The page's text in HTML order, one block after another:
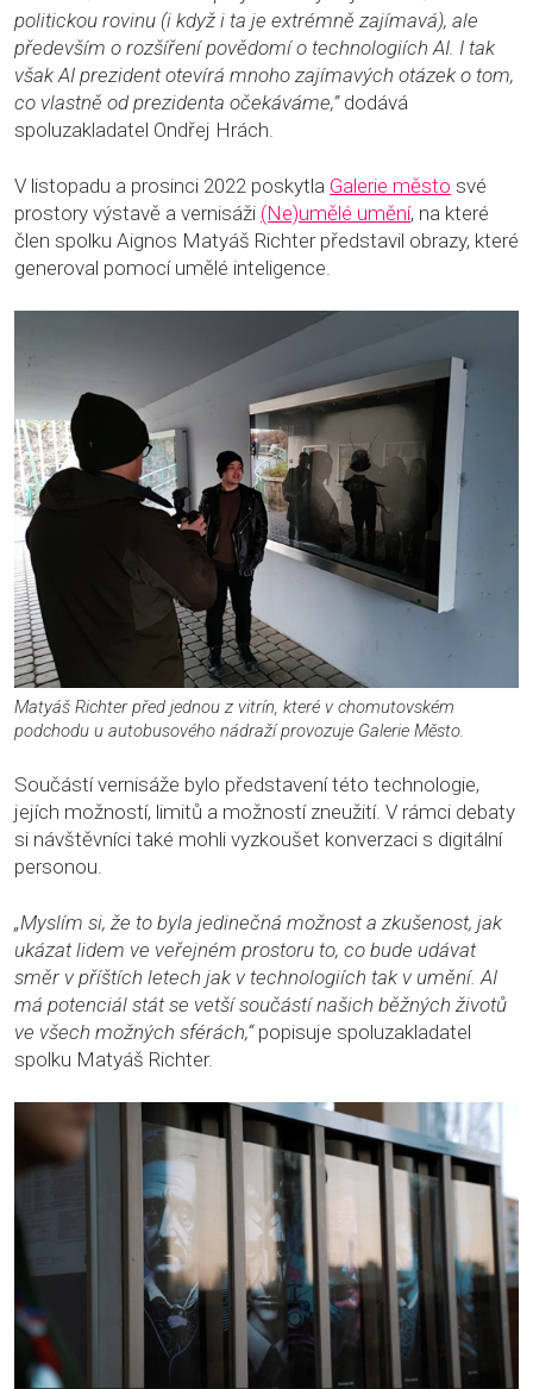
politickou rovinu (i když i ta je extrémně zajímavá), ale
především o rozšíření povědomí o technologiích AI. I tak
však AI prezident otevírá mnoho zajímavých otázek o tom,
co vlastně od prezidenta očekáváme,”dodává
spoluzakladatel Ondřej Hrách.
V listopadu a prosinci 2022 poskytla Galerie město své
prostory výstavě a vernisáži (Ne)umělé umění, na které
člen spolku Aignos Matyáš Richter představil obrazy, které
generoval pomocí umělé inteligence.
Matyáš Richter před jednou z vitrín, které v chomutovském
podchodu u autobusového nádraží provozuje Galerie Město.
Součástí vernisáže bylo představení této technologie,
jejích možností, limitů a možností zneužití. V rámci debaty
si návštěvníci také mohli vyzkoušet konverzaci s digitální
personou.
„Myslím si, že to byla jedinečná možnost a zkušenost, jak
ukázat lidem ve veřejném prostoru to, co bude udávat
směr v příštích letech jak v technologiích tak v umění. AI
má potenciál stát se vetší součástí našich běžných životů
ve všech možných sférách,“popisuje spoluzakladatel
spolku Matyáš Richter.